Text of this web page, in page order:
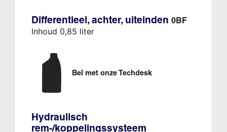
Differentieel, achter, uiteinden 0BF
Inhoud 0,85 liter
Bel met onze Techdesk
Hydraulisch
rem-/koppelingssysteem